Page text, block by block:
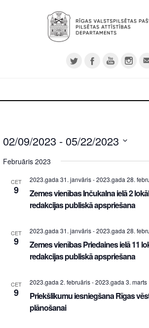
02/09/2023 - 05/22/2023
date.
Februāris 2023
CET
9
2023.gada 31. janvāris-2023.gada 28.
Zemes vienības Inčukalna ielā 2
redakcijas publiskā apspriešana
CET
9
2023.gada 31. janvāris-2023.gada 28.
Zemes vienības Priedaines ielā 11
redakcijas publiskā apspriešana
CET
9
2023.gada 2. februāris-2023.gada 3. marts
Priekšlikumu iesniegšana Rīgas
plānošanai